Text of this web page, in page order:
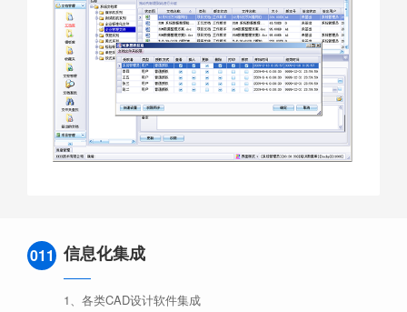
011 信息化集成
1、各类CAD设计软件集成